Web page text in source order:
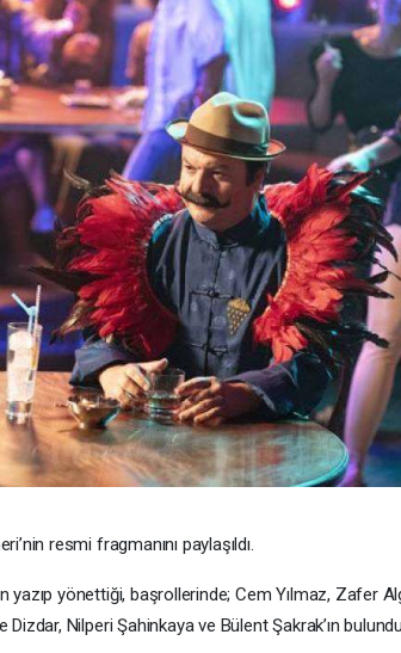
resmi fragmanını paylaşıldı.
yazıp yönettiği, başrollerinde; Cem Yılmaz, Zafer
Nilperi Şahinkaya ve Bülent Şakrak’ın